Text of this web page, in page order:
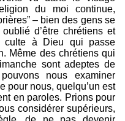
du moi continue,
– bien des gens se
d’être chrétiens et
culte à Dieu qui passe
Même des chrétiens qui
sont adeptes de
nous examiner
pour nous, quelqu’un est
en paroles. Prions pour
considérer supérieurs,